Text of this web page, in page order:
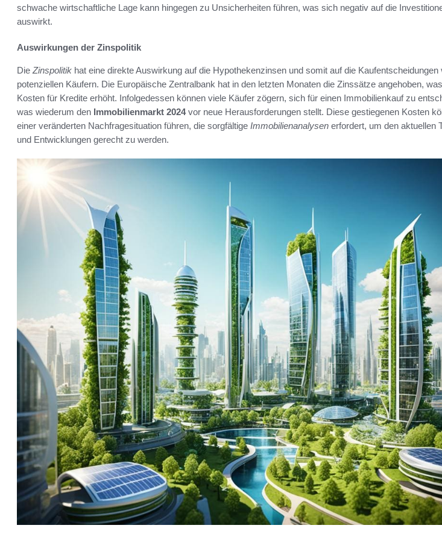
schwache wirtschaftliche Lage kann hingegen zu Unsicherheiten führen, was sich negativ auf die
auswirkt.
Auswirkungen der Zinspolitik
Die Zinspolitik hat eine direkte Auswirkung auf die Hypothekenzinsen und somit auf die Kaufentscheidungen
potenziellen Käufern. Die Europäische Zentralbank hat in den letzten Monaten die Zinssätze angehoben,
Kosten für Kredite erhöht. Infolgedessen können viele Käufer zögern, sich für einen Immobilienkauf zu
was wiederum den Immobilienmarkt 2024vor neue Herausforderungen stellt. Diese gestiegenen Kosten
einer veränderten Nachfragesituation führen, die sorgfältige Immobilienanalysen erfordert, um den aktuellen
und Entwicklungen gerecht zu werden.